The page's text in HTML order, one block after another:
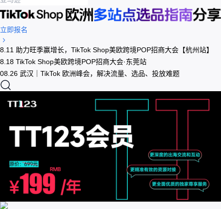
立即报名
8.11 助力旺季赢增长，TikTok Shop美欧跨境POP招商大会【杭州站】
8.18 TikTok Shop美欧跨境POP招商大会·东莞站
08.26 武汉｜TikTok 欧洲峰会，解决流量、选品、投放难题